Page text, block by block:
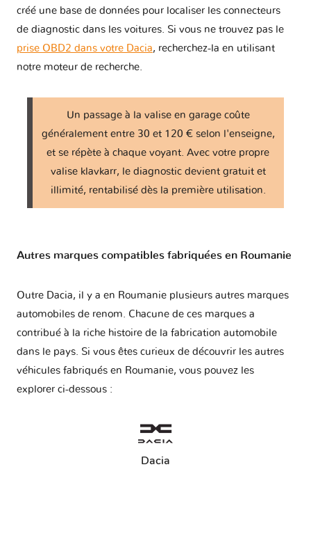
créé une base de données pour localiser les connecteurs
de diagnostic dans les voitures. Si vous ne trouvez pas le
prise OBD2 dans votre Dacia, recherchez-la en utilisant
notre moteur de recherche.
Un passage à la valise en garage coûte
généralement entre 30 et 120 € selon l'enseigne,
et se répète à chaque voyant. Avec votre propre
valise klavkarr, le diagnostic devient gratuit et
illimité, rentabilisé dès la première utilisation.
Autres marques compatibles fabriquées en Roumanie
Outre Dacia, il y a en Roumanie plusieurs autres marques
automobiles de renom. Chacune de ces marques a
contribué à la riche histoire de la fabrication automobile
dans le pays. Si vous êtes curieux de découvrir les autres
véhicules fabriqués en Roumanie, vous pouvez les
explorer ci-dessous :
Dacia